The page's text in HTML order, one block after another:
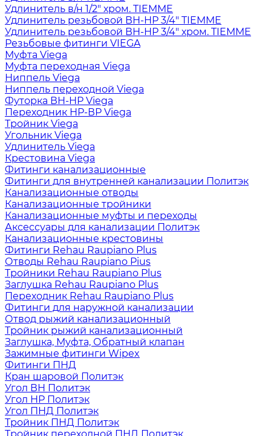
Удлинитель в/н 1/2" хром. TIEMME
Удлинитель резьбовой ВН-НР 3/4" TIEMME
Удлинитель резьбовой ВН-НР 3/4" хром. TIEMME
Резьбовые фитинги VIEGA
Муфта Viega
Муфта переходная Viega
Ниппель Viega
Ниппель переходной Viega
Футорка ВН-НР Viega
Переходник НР-ВР Viega
Тройник Viega
Угольник Viega
Удлинитель Viega
Крестовина Viega
Фитинги канализационные
Фитинги для внутренней канализации Политэк
Канализационные отводы
Канализационные тройники
Канализационные муфты и переходы
Аксессуары для канализации Политэк
Канализационные крестовины
Фитинги Rehau Raupiano Plus
Отводы Rehau Raupiano Pius
Тройники Rehau Raupiano Plus
Заглушка Rehau Raupiano Plus
Переходник Rehau Raupiano Plus
Фитинги для наружной канализации
Отвод рыжий канализационный
Тройник рыжий канализационный
Заглушка, Муфта, Обратный клапан
Зажимные фитинги Wipex
Фитинги ПНД
Кран шаровой Политэк
Угол ВН Политэк
Угол НР Политэк
Угол ПНД Политэк
Тройник ПНД Политэк